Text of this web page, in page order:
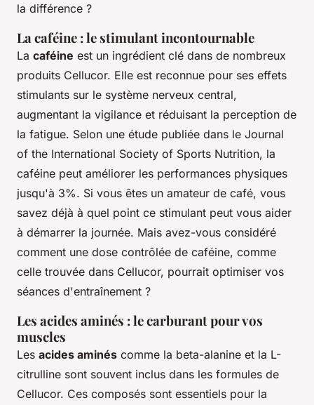
la différence ?
La caféine : le stimulant incontournable
La caféine est un ingrédient clé dans de nombreux
produits Cellucor. Elle est reconnue pour ses effets
stimulants sur le système nerveux central,
augmentant la vigilance et réduisant la perception de
la fatigue. Selon une étude publiée dans le Journal
of the International Society of Sports Nutrition, la
caféine peut améliorer les performances physiques
jusqu'à 3%. Si vous êtes un amateur de café, vous
savez déjà à quel point ce stimulant peut vous aider
à démarrer la journée. Mais avez-vous considéré
comment une dose contrôlée de caféine, comme
celle trouvée dans Cellucor, pourrait optimiser vos
séances d'entraînement ?
Les acides aminés : le carburant pour vos
muscles
Les acides aminés comme la beta-alanine et la L-
citrulline sont souvent inclus dans les formules de
Cellucor. Ces composés sont essentiels pour la